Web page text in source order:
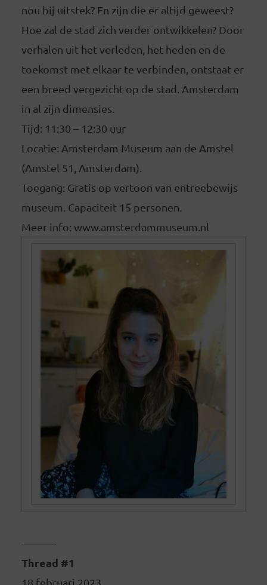
nou bij uitstek? En zijn die er altijd geweest?
Hoe zal de stad zich verder ontwikkelen? Door
verhalen uit het verleden, het heden en de
toekomst met elkaar te verbinden, ontstaat er
een breed vergezicht op de stad. Amsterdam
in al zijn dimensies.
Tijd: 11:30 – 12:30 uur
Locatie: Amsterdam Museum aan de Amstel
(Amstel 51, Amsterdam).
Toegang: Gratis op vertoon van entreebewijs
museum. Capaciteit 15 personen.
Meer info: www.amsterdammuseum.nl
———-
Thread #1
18 februari 2023